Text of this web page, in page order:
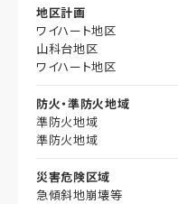
地区計画
ワイハート地区
山科台地区
ワイハート地区
防火・準防火地域
準防火地域
準防火地域
災害危険区域
急傾斜地崩壊等